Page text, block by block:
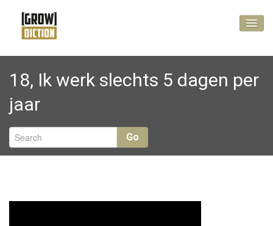
Vlog
No Cure, Pay Less
Kennis maken?
18, Ik werk slechts 5 dagen per
jaar
Go